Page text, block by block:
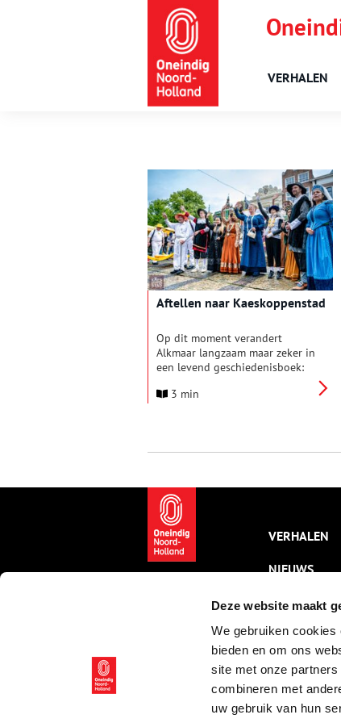
Deze website maakt
We gebruiken
bieden en om ons
site met onze
combineren met
uw gebruik van hun
VERHALEN
Aftellen naar Kaeskoppenstad
Op dit moment verandert
Alkmaar langzaam maar zeker in
een levend geschiedenisboek:
Kaeskoppenstad (aanstaande
stadspoorten en reist de
er plaats en wat is er verder te
doen tijdens jouw Dagje
Alkmaar komend weekend?
3 min
VERHALEN
NIEUWS
KALENDER
THEMA’S
VIDEO’S